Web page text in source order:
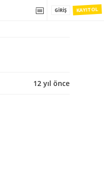
KAYIT OL
GIRIŞ
12 yıl önce